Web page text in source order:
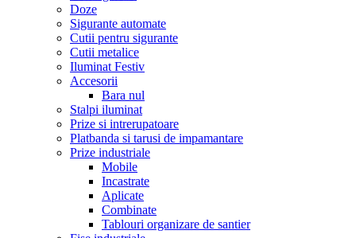
Doze
Sigurante automate
Cutii pentru sigurante
Cutii metalice
Iluminat Festiv
Accesorii
Bara nul
Stalpi iluminat
Prize si intrerupatoare
Platbanda si tarusi de impamantare
Prize industriale
Mobile
Incastrate
Aplicate
Combinate
Tablouri organizare de santier